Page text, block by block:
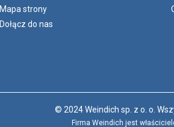
Mapa strony
Dołącz do nas
© 2024 Weindich sp. z o. o.
Firma Weindich jest